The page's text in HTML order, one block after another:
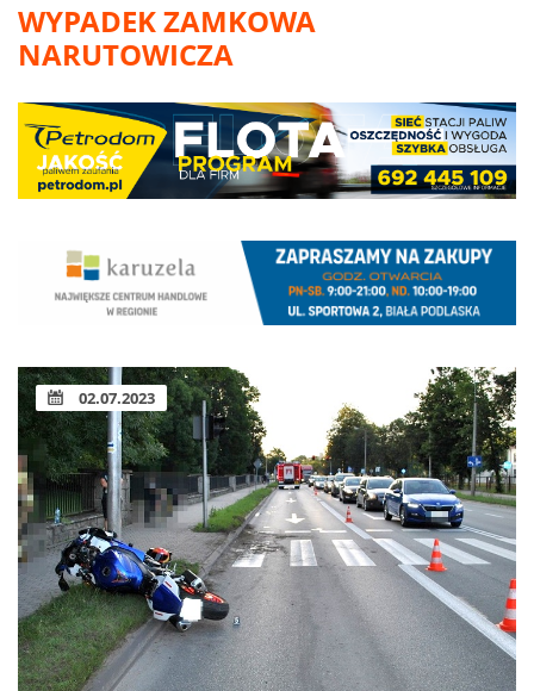
WYPADEK ZAMKOWA
NARUTOWICZA
02.07.2023